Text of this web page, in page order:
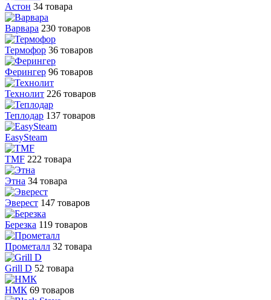
Астон 34 товара
Варвара 230 товаров
Термофор 36 товаров
Ферингер 96 товаров
Технолит 226 товаров
Теплодар 137 товаров
EasySteam
TMF 222 товара
Этна 34 товара
Эверест 147 товаров
Березка 119 товаров
Прометалл 32 товара
Grill D 52 товара
НМК 69 товаров